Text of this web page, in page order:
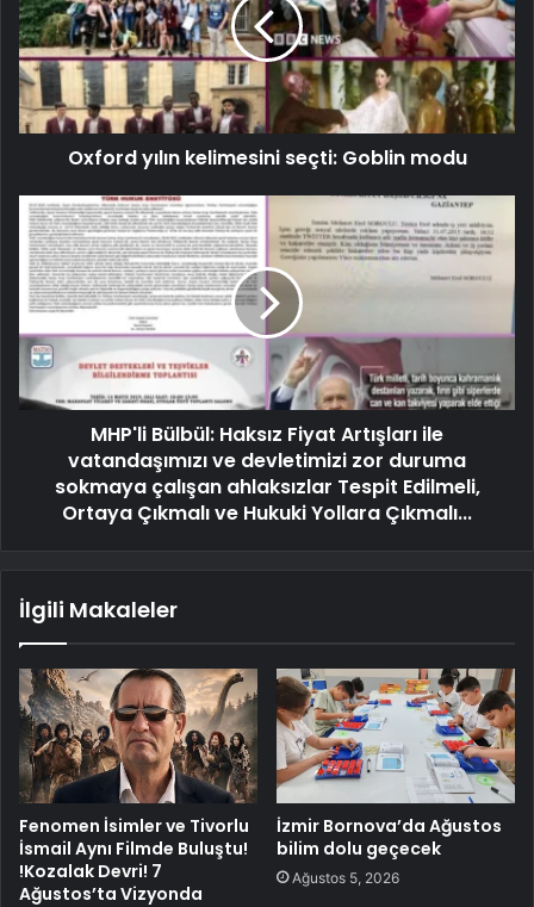
Oxford yılın kelimesini seçti: Goblin modu
MHP'li Bülbül: Haksız Fiyat Artışları ile
vatandaşımızı ve devletimizi zor duruma
sokmaya çalışan ahlaksızlar Tespit Edilmeli,
Ortaya Çıkmalı ve Hukuki Yollara Çıkmalı...
İlgili Makaleler
Fenomen İsimler ve Tivorlu
İsmail Aynı Filmde Buluştu!
!Kozalak Devri! 7
Ağustos’ta Vizyonda
İzmir Bornova’da Ağustos
bilim dolu geçecek
Ağustos 5, 2026